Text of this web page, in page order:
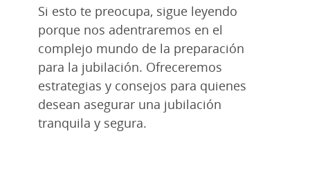
Si esto te preocupa, sigue leyendo
porque nos adentraremos en el
complejo mundo de la preparación
para la jubilación. Ofreceremos
estrategias y consejos para quienes
desean asegurar una jubilación
tranquila y segura.